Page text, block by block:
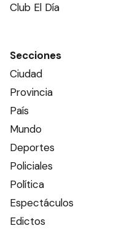
Club El Día
Secciones
Ciudad
Provincia
País
Mundo
Deportes
Policiales
Política
Espectáculos
Edictos